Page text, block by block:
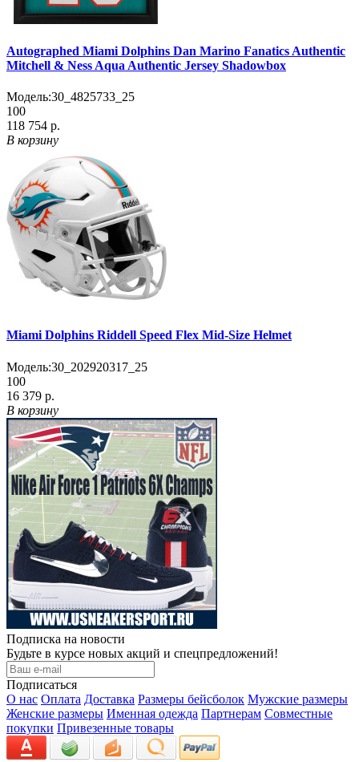
Autographed Miami Dolphins Dan Marino Fanatics Authentic
Mitchell & Ness Aqua Authentic Jersey Shadowbox
Модель:30_4825733_25
100
118 754 р.
В корзину
Miami Dolphins Riddell Speed Flex Mid-Size Helmet
Модель:30_202920317_25
100
16 379 р.
В корзину
Подписка на новости
Будьте в курсе новых акций и спецпредложений!
Подписаться
О нас Оплата Доставка Размеры бейсболок Мужские размеры
Женские размеры Именная одежда Партнерам Совместные
покупки Привезенные товары